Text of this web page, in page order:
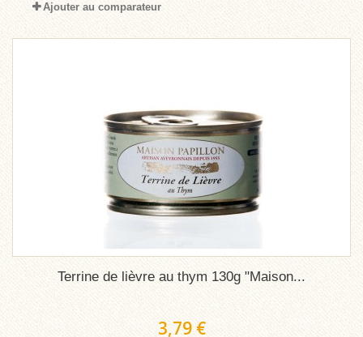
Ajouter au comparateur
Terrine de lièvre au thym 130g "Maison...
3,79 €